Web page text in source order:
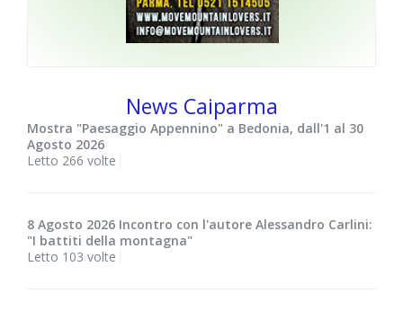
News Caiparma
Mostra "Paesaggio Appennino" a Bedonia, dall'1 al 30
Agosto 2026
Letto 266 volte
8 Agosto 2026 Incontro con l'autore Alessandro Carlini:
"I battiti della montagna"
Letto 103 volte